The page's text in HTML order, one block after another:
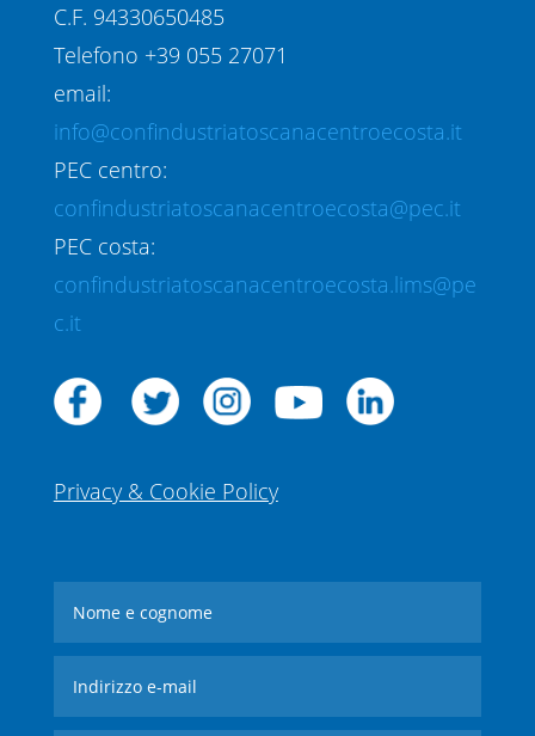
C.F. 94330650485
Telefono +39 055 27071
email:
info@confindustriatoscanacentroecosta.it
PEC centro:
confindustriatoscanacentroecosta@pec.it
PEC costa:
confindustriatoscanacentroecosta.lims@pe
c.it
Privacy & Cookie Policy